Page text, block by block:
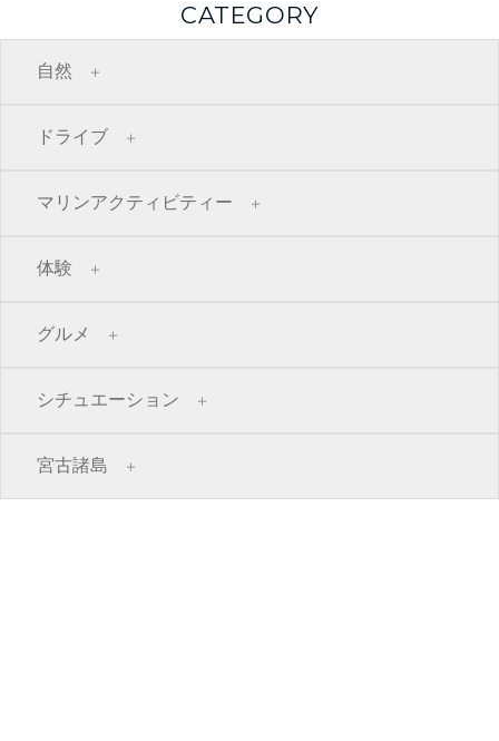
CATEGORY
自然
ドライブ
マリンアクティビティー
体験
グルメ
シチュエーション
宮古諸島